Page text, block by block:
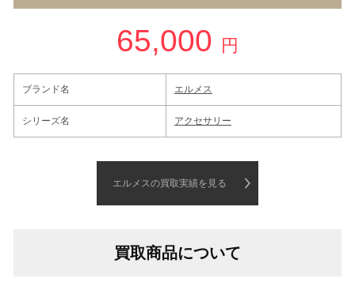
65,000 円
ブランド名 エルメス
シリーズ名 アクセサリー
エルメスの買取実績を見る
買取商品について